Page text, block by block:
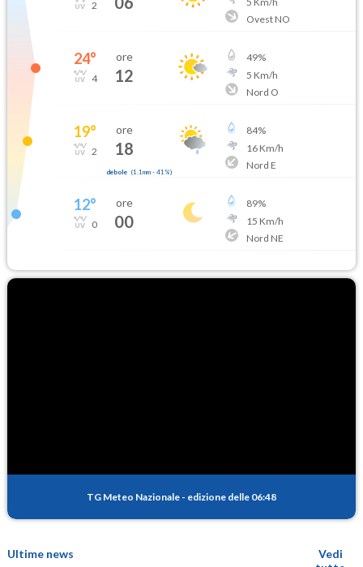
2
Ovest NO
24°
4
ore
12
49%
5 Km/h
Nord O
19°
2
ore
18
debole (1.1mm- 41 %)
84%
16Km/h
Nord E
12°
0
ore
00
89%
15 Km/h
Nord NE
TG Meteo Nazionale - edizione delle 06:48
Ultime news
Vedi